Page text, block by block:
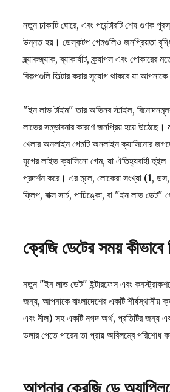
নতুন চাকাটি ঘোরে, এবং পয়েন্টারটি শেষ গুণক
উন্নত হয়। ডেস্কটপ গেমগুলিও জনপ্রিয়তা
ব্ল্যাকজ্যাক, ব্যাকার্যাট, ক্র্যাপস এবং
বিকল্পগুলি ফিল্টার করার সুযোগ থাকবে যা
"ইন লাভ টাইম" তার অভিনব স্টাইল,
লাভের সম্ভাবনার কারণে জনপ্রিয় হয়ে উঠেছে।
খেলার অনলাইন গেমটি অনলাইন ক্যাসিনোর
যুগের লাইভ ক্যাসিনো গেম, যা ঐতিহ্যবাহী
প্রদর্শন করে। এর মূলে, লোকেরা সংখ্যা (1,
ফ্লিপ, বাক্স সার্চ, পাচিঙ্কো, বা "ইন লাভ ডেট"
ক্রেজি ডেটের সময়
নতুন "ইন লাভ ডেট" ইন্টারফেস এবং
জন্য, আপনাকে বাংলাদেশের একটি শীর্ষস্থানীয়
এবং নীল) সহ একটি নগদ অর্থ, প্রতিটির জন্য
ডলার পেতে পারেন তা প্রায় অবিলম্বে পরিশোধ